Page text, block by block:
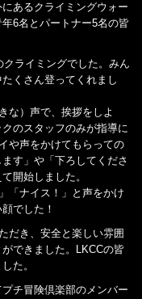
あるクライミングウォー
6名とパートナー5名の皆
ライミングでした。みん
くさん登ってくれまし
な）声で、挨拶をしよ
のスタッフのみが指導に
や声をかけてもらっての
す」や「下ろしてくださ
開始しました。
「ナイス！」と声をかけ
でした！
だき、安全と楽しい雰囲
できました。LKCCの皆
た。
チ冒険倶楽部のメンバー